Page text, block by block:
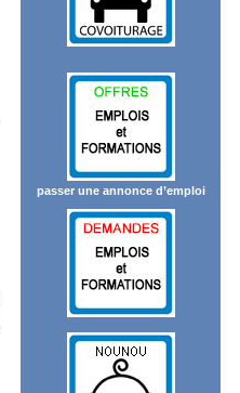
passer une annonce d’emploi